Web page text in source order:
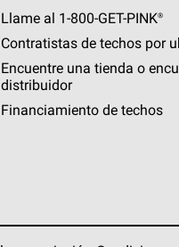
Llame al 1-800-GET-PINK®
Contratistas de techos por
Encuentre una tienda o
distribuidor
Financiamiento de techos